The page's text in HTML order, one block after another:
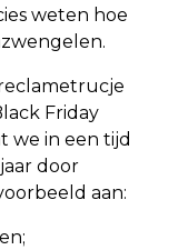
weten hoe
Friday
we in een tijd
door
aan: